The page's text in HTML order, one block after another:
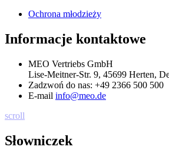
Ochrona młodzieży
Informacje kontaktowe
MEO Vertriebs GmbH
Lise-Meitner-Str. 9, 45699 Herten,
Zadzwoń do nas: +49 2366 500 500
E-mail info@meo.de
scroll
Słowniczek